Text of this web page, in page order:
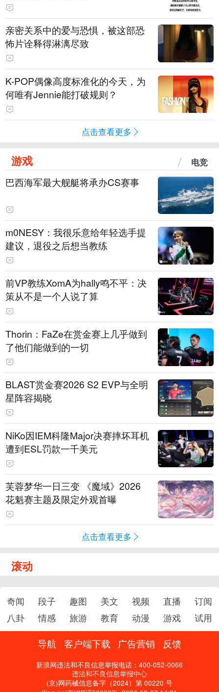
亲密关系中的爱与恐惧，被这部恐
怖片诠释得淋漓尽致
K-POP偶像高度标准化的今天，为
何唯有Jennie能打破规则？
点击查看更多
游戏 电竞
巴西海军最大舰艇将承办CS赛事
m0NESY：我很乐意给年轻选手提
建议，退役之后想当教练
前VP教练XomA为hally鸣不平：决
策从不是一个人说了算
Thorin：FaZe在赏金赛上几乎做到
了他们能做到的一切
BLAST赏金赛2026 S2 EVP与全明
星阵容揭晓
NiKo因IEM科隆Major决赛摔坏耳机
遭到ESL罚款一千美元
芙蓉梦华一日三变 《魔域》2026
花魁赛主题及限定外观首曝
点击查看更多
滚动
奇闻 段子 趣图 美文 视频 直播
订阅
八卦
情感 旅游 教育 动漫 游戏 试用
导航 客户端下载 广告营销 反馈
新浪网违法和不良信息举报电话：400-052-0066
违法和不良信息举报中心
(京)网药械信息备字（2024）第 00220 号